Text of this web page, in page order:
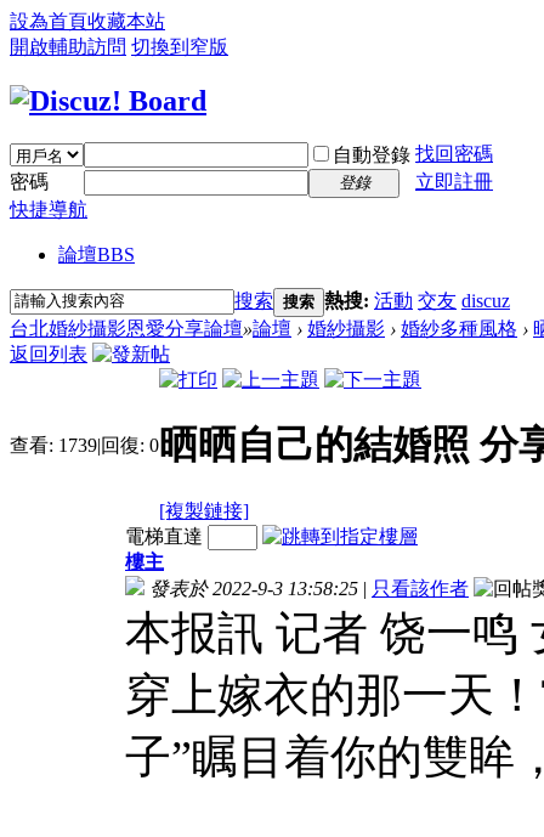
設為首頁收藏本站
開啟輔助訪問 切換到窄版
自動登錄 找回密碼
密碼
登錄
立即註冊
快捷導航
論壇BBS
搜索 搜索 熱搜: 活動 交友 discuz
台北婚紗攝影恩愛分享論壇»論壇 › 婚紗攝影 › 婚紗多種風格 ›
返回列表
查看: 1739|回復: 0晒晒自己的結婚照 分
[複製鏈接]
電梯直達
樓主
發表於 2022-9-3 13:58:25 | 只看該作者
本报訊 记者 饶一鸣
穿上嫁衣的那一天
子”瞩目着你的雙眸